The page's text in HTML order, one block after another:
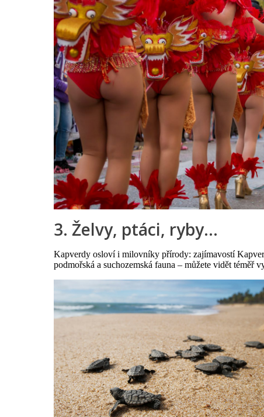
3. Želvy, ptáci, ryby…
Kapverdy osloví i milovníky přírody: zajímavostí
podmořská a suchozemská fauna – můžete vidět téměř